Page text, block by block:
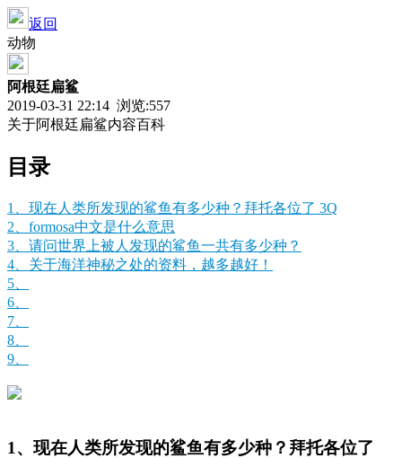
返回
动物
阿根廷扁鲨
2019-03-31 22:14 浏览:557
关于阿根廷扁鲨内容百科
目录
1、现在人类所发现的鲨鱼有多少种？拜托各位了 3Q
2、formosa中文是什么意思
3、请问世界上被人发现的鲨鱼一共有多少种？
4、关于海洋神秘之处的资料，越多越好！
5、
6、
7、
8、
9、
1、现在人类所发现的鲨鱼有多少种？拜托各位了